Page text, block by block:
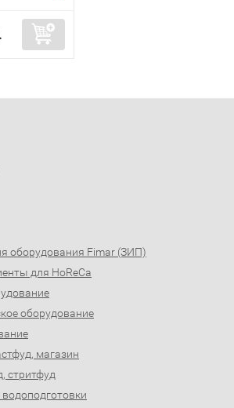
оборудования Fimar (ЗИП)
для HoReCa
оборудование
магазин
стритфуд